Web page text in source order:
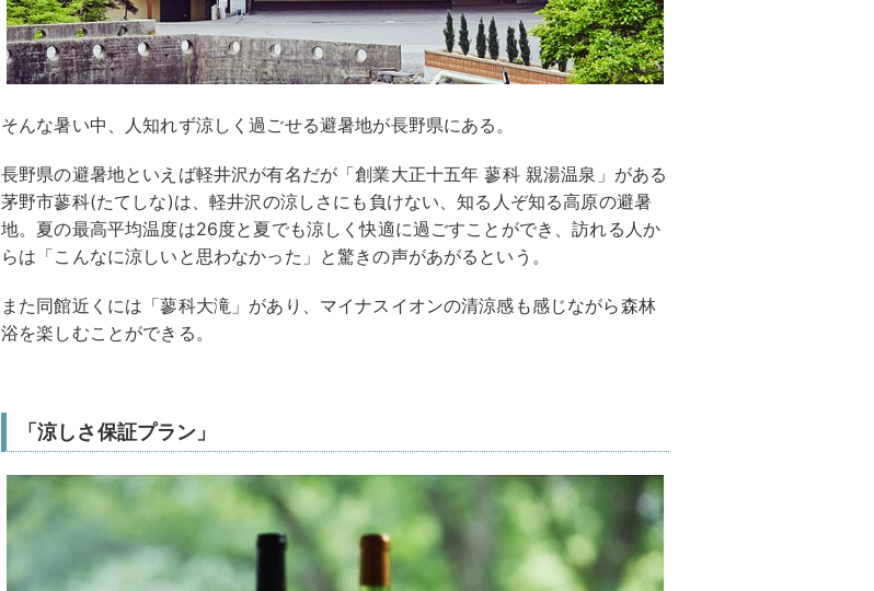
そんな暑い中、人知れず涼しく過ごせる避暑地が長野県にある。
長野県の避暑地といえば軽井沢が有名だが「創業大正十五年 蓼科 親湯温泉」がある
茅野市蓼科(たてしな)は、軽井沢の涼しさにも負けない、知る人ぞ知る高原の避暑
地。夏の最高平均温度は26度と夏でも涼しく快適に過ごすことができ、訪れる人か
らは「こんなに涼しいと思わなかった」と驚きの声があがるという。
また同館近くには「蓼科大滝」があり、マイナスイオンの清涼感も感じながら森林
浴を楽しむことができる。
「涼しさ保証プラン」